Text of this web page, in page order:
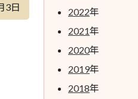
3日
2022年
2021年
2020年
2019年
2018年